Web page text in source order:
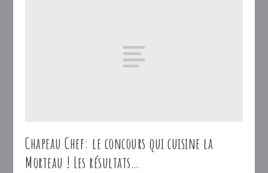
Chapeau Chef: le concours qui cuisine la
Morteau ! Les résultats…